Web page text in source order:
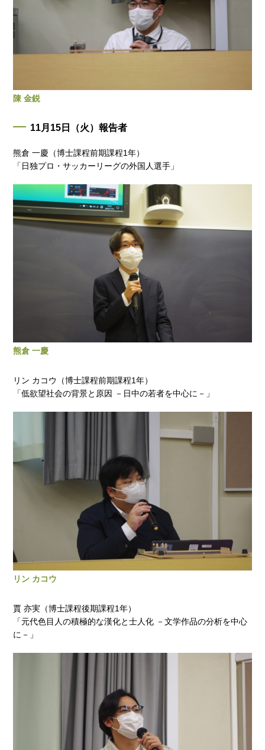
陳 金鋭
11月15日（火）報告者
熊倉 一慶
熊倉 一慶（博士課程前期課程1年）
「日独プロ・サッカーリーグの外国人選手」
リン カコウ
リン カコウ（博士課程前期課程1年）
「低欲望社会の背景と原因 －日中の若者を中心に－」
賈 亦実（博士課程後期課程1年）
「元代色目人の積極的な漢化と士人化 －文学作品の分析を中心
に－」